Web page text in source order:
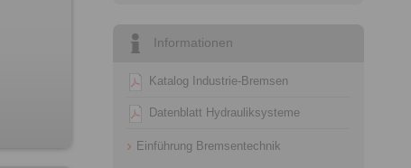
Informationen
Katalog Industrie-Bremsen
Datenblatt Hydrauliksysteme
Einführung Bremsentechnik